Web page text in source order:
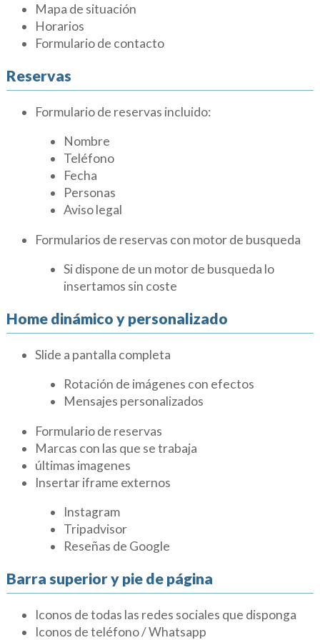
Mapa de situación
Horarios
Formulario de contacto
Reservas
Formulario de reservas incluido:
Nombre
Teléfono
Fecha
Personas
Aviso legal
Formularios de reservas con motor de busqueda
Si dispone de un motor de busqueda lo
insertamos sin coste
Home dinámico y personalizado
Slide a pantalla completa
Rotación de imágenes con efectos
Mensajes personalizados
Formulario de reservas
Marcas con las que se trabaja
últimas imagenes
Insertar iframe externos
Instagram
Tripadvisor
Reseñas de Google
Barra superior y pie de página
Iconos de todas las redes sociales que disponga
Iconos de teléfono / Whatsapp